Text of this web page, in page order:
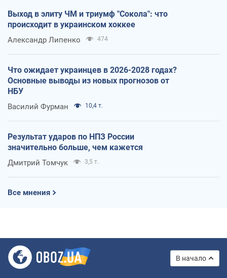
Выход в элиту ЧМ и триумф "Сокола": что
происходит в украинском хоккее
Александр Липенко 474
Что ожидает украинцев в 2026-2028 годах?
Основные выводы из новых прогнозов от
НБУ
Василий Фурман 10,4 т.
Результат ударов по НПЗ России
значительно больше, чем кажется
Дмитрий Томчук 3,5 т.
Все мнения
В начало